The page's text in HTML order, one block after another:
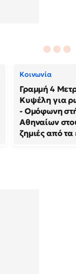
Κοινωνία
Γραμμή 4
Κυψέλη για
- Ομόφωνη
Αθηναίων
ζημιές από